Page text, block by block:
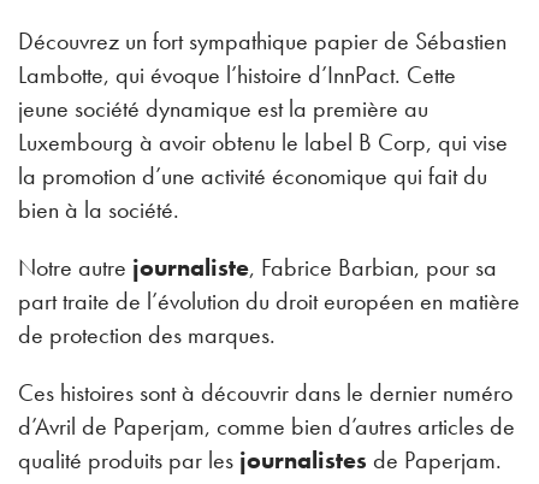
Découvrez un fort sympathique papier de Sébastien
Lambotte, qui évoque l’histoire d’InnPact. Cette
jeune société dynamique est la première au
Luxembourg à avoir obtenu le label B Corp, qui vise
la promotion d’une activité économique qui fait du
bien à la société.
Notre autre journaliste, Fabrice Barbian, pour sa
part traite de l’évolution du droit européen en matière
de protection des marques.
Ces histoires sont à découvrir dans le dernier numéro
d’Avril de Paperjam, comme bien d’autres articles de
qualité produits par les journalistes de Paperjam.